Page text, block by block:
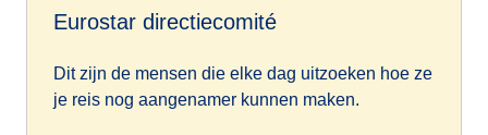
Eurostar directiecomité
Dit zijn de mensen die elke dag uitzoeken hoe ze
je reis nog aangenamer kunnen maken.